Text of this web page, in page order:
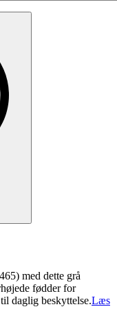
med dette grå
fødder for
daglig beskyttelse.Læs